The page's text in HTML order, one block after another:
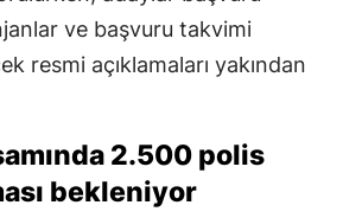
ve başvuru takvimi
resmi açıklamaları yakından
2.500 polis
bekleniyor